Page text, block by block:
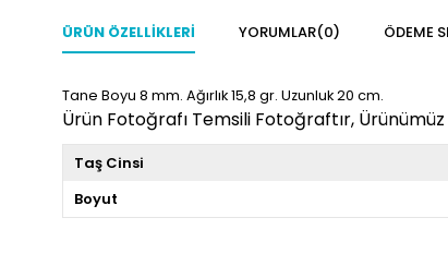
ÜRÜN ÖZELLIKLERI YORUMLAR(0) ÖDEME
Tane Boyu 8 mm. Ağırlık 15,8 gr. Uzunluk 20 cm.
Ürün Fotoğrafı Temsili Fotoğraftır,
Taş Cinsi
Boyut